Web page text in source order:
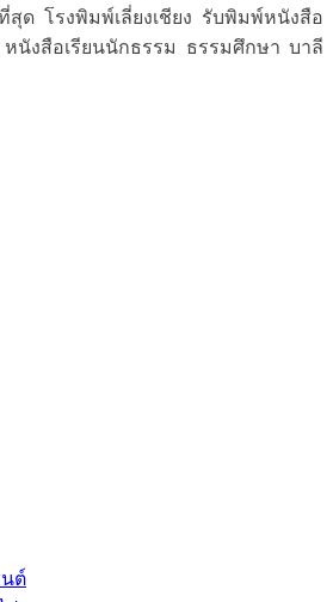
ด โรงพิมพ์เลี่ยงเชียง รับพิมพ์หนังสือ
นังสือเรียนนักธรรม ธรรมศึกษา บาลี
ต์